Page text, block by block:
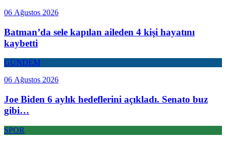
06 Ağustos 2026
Batman’da sele kapılan aileden 4 kişi hayatını
kaybetti
GÜNDEM
06 Ağustos 2026
Joe Biden 6 aylık hedeflerini açıkladı. Senato buz
gibi…
SPOR